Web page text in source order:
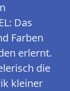
Das
Farben
erlernt.
die
kleiner